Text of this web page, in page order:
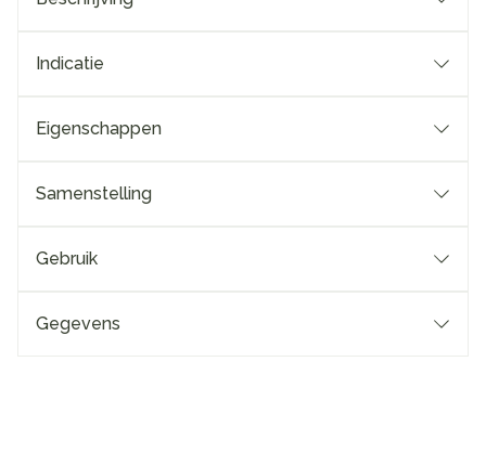
Indicatie
Eigenschappen
Samenstelling
Gebruik
Gegevens